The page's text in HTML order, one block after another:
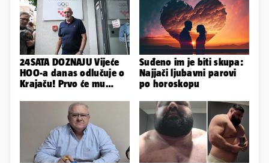
24SATA DOZNAJU Vijeće
HOO-a danas odlučuje o
Krajaču! Prvo će mu
Suđeno im je biti skupa:
Najjači ljubavni parovi
po horoskopu